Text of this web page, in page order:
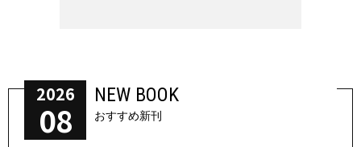
2026
08
NEW BOOK
おすすめ新刊